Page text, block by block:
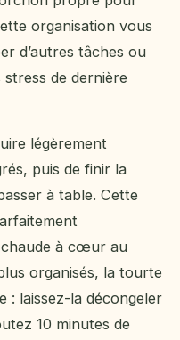
organisation vous
d’autres tâches ou
de dernière
légèrement
puis de finir la
à table. Cette
à cœur au
organisés, la tourte
: laissez-la décongeler
10 minutes de